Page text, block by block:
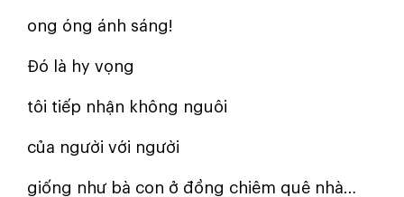
ong óng ánh sáng!
Đó là hy vọng
tôi tiếp nhận không nguôi
của người với người
giống như bà con ở đồng chiêm quê nhà…